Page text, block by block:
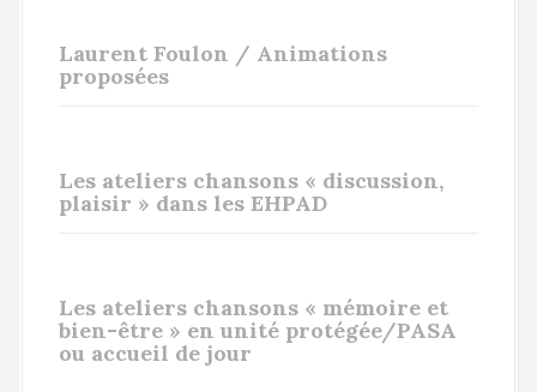
Laurent Foulon / Animations
proposées
Les ateliers chansons « discussion,
plaisir » dans les EHPAD
Les ateliers chansons « mémoire et
bien-être » en unité protégée/PASA
ou accueil de jour